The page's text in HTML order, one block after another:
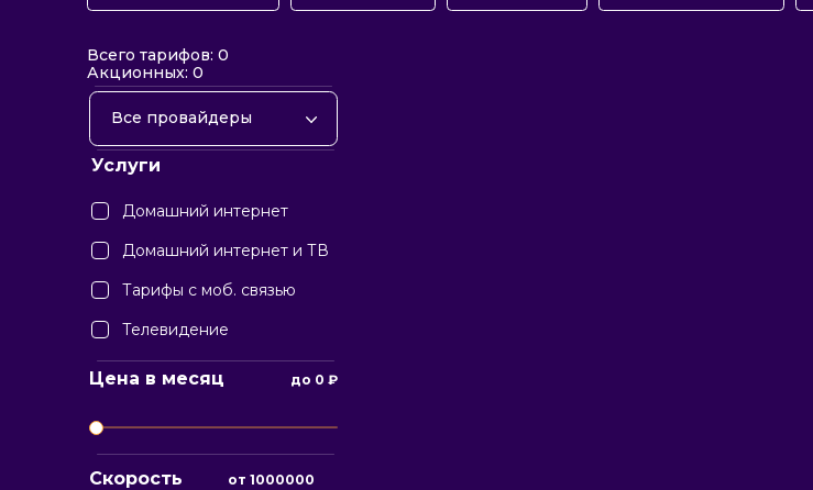
Всего тарифов: 0
Акционных: 0
Все провайдеры
Услуги
Домашний интернет
Домашний интернет и ТВ
Тарифы с моб. связью
Телевидение
Цена в месяц до 0 ₽
Скорость
от1000000